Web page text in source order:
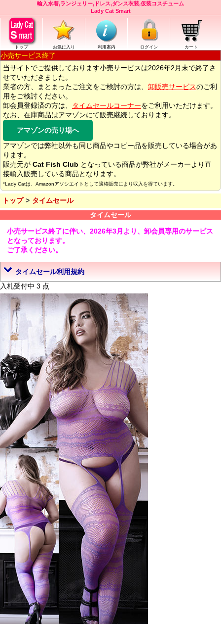
輸入水着,ランジェリー,ドレス,ダンス衣装,仮装コスチューム
Lady Cat Smart
トップ お気に入り 利用案内 ログイン カート
小売サービス終了
当サイトでご提供しております小売サービスは2026年2月末で終了さ
せていただきました。
業者の方、まとまったご注文をご検討の方は、 卸販売サービスのご利
用をご検討ください。
卸会員登録済の方は、
タイムセールコーナーをご利用いただけます。
なお、在庫商品はアマゾンにて販売継続しております。
アマゾンの売り場へ
アマゾンでは弊社以外も同じ商品やコピー品を販売している場合があ
ります。
販売元が Cat Fish Club となっている商品が弊社がメーカーより直
接輸入販売している商品となります。
*Lady Catは、Amazonアソシエイトとして適格販売により収入を得ています。
トップ
タイムセール
タイムセール
小売サービス終了に伴い、2026年3月より、卸会員専用のサービス
となっております。
ご了承ください。
タイムセール利用規約
入札受付中 3 点